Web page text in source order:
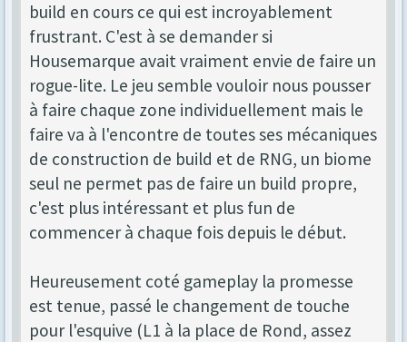
build en cours ce qui est incroyablement
frustrant. C'est à se demander si
Housemarque avait vraiment envie de faire un
rogue-lite. Le jeu semble vouloir nous pousser
à faire chaque zone individuellement mais le
faire va à l'encontre de toutes ses mécaniques
de construction de build et de RNG, un biome
seul ne permet pas de faire un build propre,
c'est plus intéressant et plus fun de
commencer à chaque fois depuis le début.
Heureusement coté gameplay la promesse
est tenue, passé le changement de touche
pour l'esquive (L1 à la place de Rond, assez